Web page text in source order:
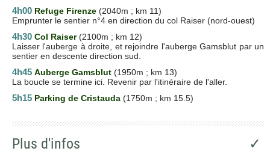
4h00 Refuge Firenze (2040m ; km 11)
Emprunter le sentier n°4 en direction du col Raiser (nord-ouest)
4h30 Col Raiser(2100m ; km 12)
Laisser l'auberge à droite, et rejoindre l'auberge Gamsblut par un
sentier en descente direction sud.
4h45 Auberge Gamsblut (1950m ; km 13)
La boucle se termine ici. Revenir par l'itinéraire de l'aller.
5h15 Parking de Cristauda (1750m ; km 15.5)
Plus d'infos ✓